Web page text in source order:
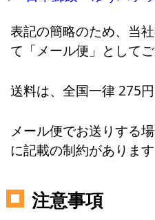
表記の簡略のため、当
て「メール便」として
送料は、全国一律 275円
メール便でお送りする
に記載の制約があります
注意事項